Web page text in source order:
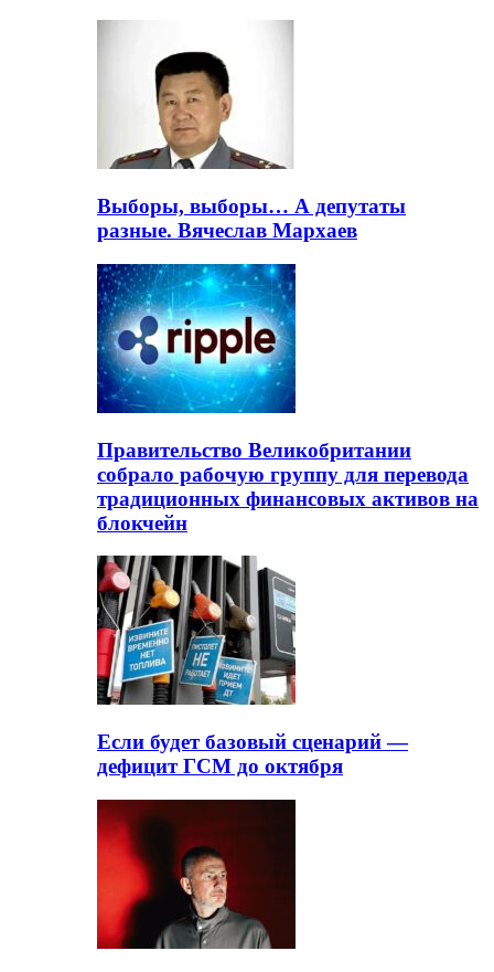
Выборы, выборы… А депутаты
разные. Вячеслав Мархаев
Правительство Великобритании
собрало рабочую группу для перевода
традиционных финансовых активов на
блокчейн
Если будет базовый сценарий —
дефицит ГСМ до октября